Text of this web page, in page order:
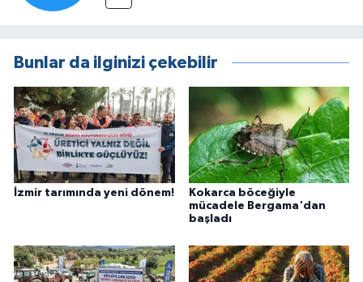
Bunlar da ilginizi çekebilir
İzmir tarımında yeni dönem!
Kokarca böceğiyle
mücadele Bergama'dan
başladı